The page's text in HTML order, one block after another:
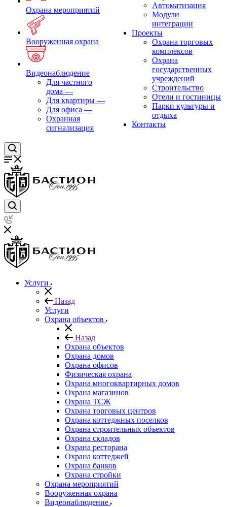
Охрана мероприятий
Вооруженная охрана
Видеонаблюдение
Для частного
дома —
Для квартиры —
Для офиса —
Охранная
сигнализация
Автоматизация
Модули
интеграции
Проекты
Охрана торговых
комплексов
Охрана
государственных
учреждений
Строительство
Отели и гостиницы
Парки культуры и
отдыха
Контакты
Услуги
Назад
Услуги
Охрана объектов
Назад
Охрана объектов
Охрана домов
Охрана офисов
Физическая охрана
Охрана многоквартирных домов
Охрана магазинов
Охрана ТСЖ
Охрана торговых центров
Охрана коттеджных поселков
Охрана строительных объектов
Охрана складов
Охрана ресторана
Охрана коттеджей
Охрана банков
Охрана стройки
Охрана мероприятий
Вооруженная охрана
Видеонаблюдение